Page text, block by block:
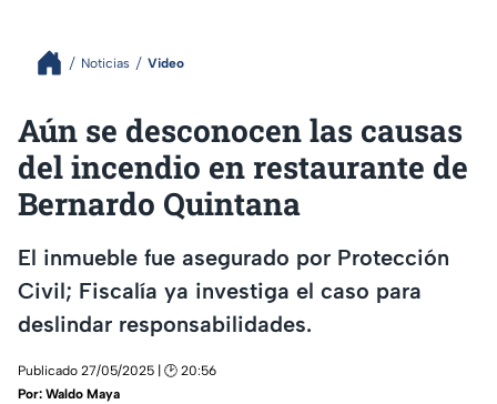
Noticias Video
Aún se desconocen las causas
del incendio en restaurante de
Bernardo Quintana
El inmueble fue asegurado por Protección
Civil; Fiscalía ya investiga el caso para
deslindar responsabilidades.
Publicado 27/05/2025 | 🕑 20:56
Por: Waldo Maya